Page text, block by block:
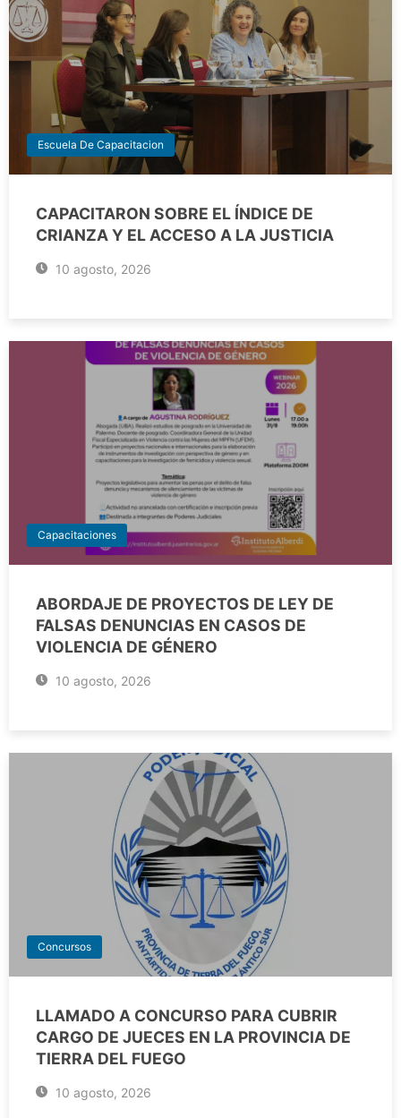
Escuela De Capacitacion
CAPACITARON SOBRE EL ÍNDICE DE
CRIANZA Y EL ACCESO A LA JUSTICIA
10 agosto, 2026
Capacitaciones
ABORDAJE DE PROYECTOS DE LEY DE
FALSAS DENUNCIAS EN CASOS DE
VIOLENCIA DE GÉNERO
10 agosto, 2026
Concursos
LLAMADO A CONCURSO PARA CUBRIR
CARGO DE JUECES EN LA PROVINCIA DE
TIERRA DEL FUEGO
10 agosto, 2026